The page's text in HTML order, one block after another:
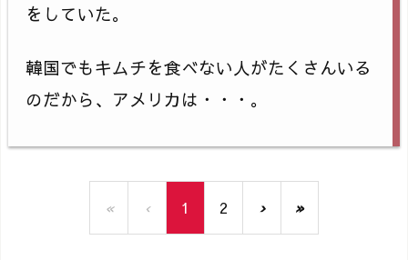
をしていた。
韓国でもキムチを食べない人がたくさんいる
のだから、アメリカは・・・。
« ‹ 1 2 › »